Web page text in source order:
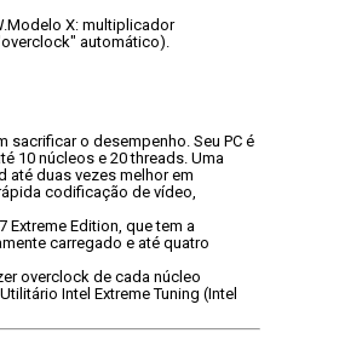
Modelo X: multiplicador
automático).
o desempenho. Seu PC é
10 núcleos e 20 threads. Uma
até duas vezes melhor em
codificação de vídeo,
Edition, que tem a
carregado e até quatro
overclock de cada núcleo
Intel Extreme Tuning (Intel